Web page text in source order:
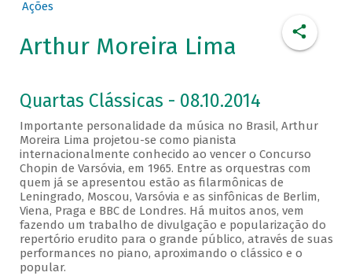
Ações
Arthur Moreira Lima
Quartas Clássicas - 08.10.2014
Importante personalidade da música no Brasil, Arthur
Moreira Lima projetou-se como pianista
internacionalmente conhecido ao vencer o Concurso
Chopin de Varsóvia, em 1965. Entre as orquestras com
quem já se apresentou estão as filarmônicas de
Leningrado, Moscou, Varsóvia e as sinfônicas de Berlim,
Viena, Praga e BBC de Londres. Há muitos anos, vem
fazendo um trabalho de divulgação e popularização do
repertório erudito para o grande público, através de suas
performances no piano, aproximando o clássico e o
popular.